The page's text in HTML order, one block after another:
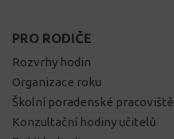
PRO RODIČE
Rozvrhy hodin
Organizace roku
Školní poradenské pracoviště
Konzultační hodiny učitelů